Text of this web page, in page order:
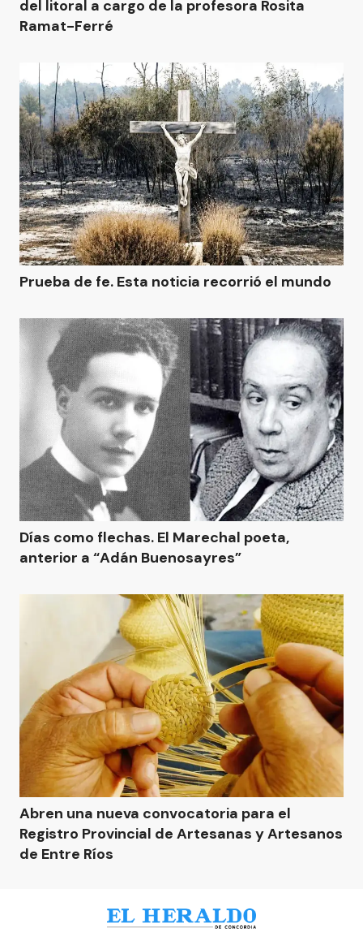
del litoral a cargo de la profesora Rosita
Ramat-Ferré
Prueba de fe. Esta noticia recorrió el mundo
Días como flechas. El Marechal poeta,
anterior a “Adán Buenosayres”
Abren una nueva convocatoria para el
Registro Provincial de Artesanas y Artesanos
de Entre Ríos